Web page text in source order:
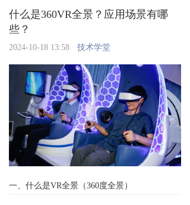
什么是360VR全景？应用场景有哪
些？
2024-10-18 13:58 技术学堂
一、什么是VR全景（360度全景）